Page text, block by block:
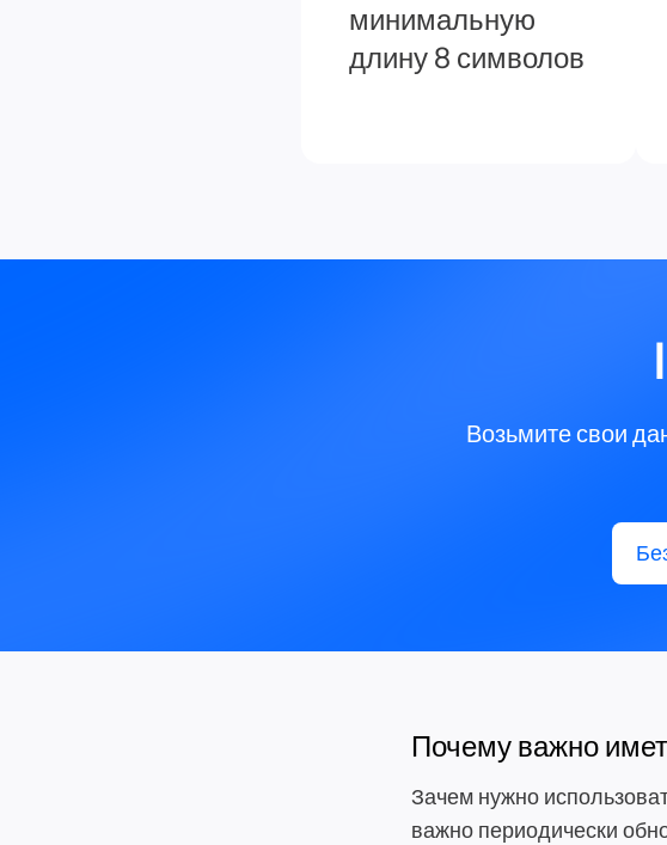
минимальную
длину 8 символов
Возьмите свои
Почему важно
Зачем нужно
важно периодически